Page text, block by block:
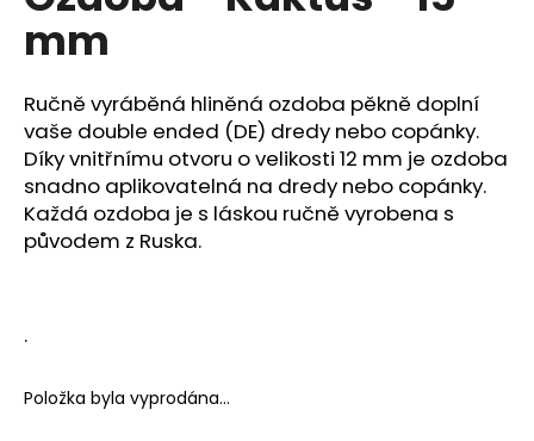
hvězdiček.
mm
Ručně vyráběná hliněná ozdoba pěkně doplní
vaše double ended (DE) dredy nebo copánky.
Díky vnitřnímu otvoru o velikosti 12 mm je ozdoba
snadno aplikovatelná na dredy nebo copánky.
Každá ozdoba je s láskou ručně vyrobena s
původem z Ruska.
.
Položka byla vyprodána…
a
j
í
t
?
o